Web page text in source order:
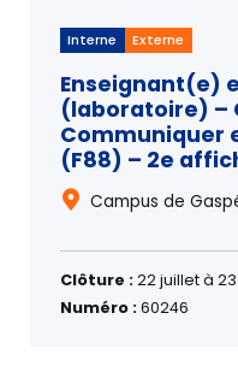
Interne Externe
Enseignant(e)
(laboratoire) –
Communiquer
(F88) – 2e
Campus de
Clôture :22 juillet à
Numéro :60246